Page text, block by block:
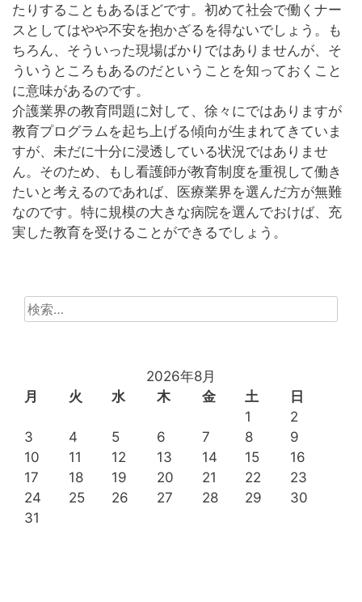
たりすることもあるほどです。初めて社会で働くナー
スとしてはやや不安を抱かざるを得ないでしょう。も
ちろん、そういった現場ばかりではありませんが、そ
ういうところもあるのだということを知っておくこと
に意味があるのです。
介護業界の教育問題に対して、徐々にではありますが
教育プログラムを起ち上げる傾向が生まれてきていま
すが、未だに十分に浸透している状況ではありませ
ん。そのため、もし看護師が教育制度を重視して働き
たいと考えるのであれば、医療業界を選んだ方が無難
なのです。特に規模の大きな病院を選んでおけば、充
実した教育を受けることができるでしょう。
検
索:
2026年8月
月
火 水 木 金 土
日
1
2
3
4 5 6 7 8
9
10
11 12 13 14 15
16
17
18 19 20 21 22
23
24
25 26 27 28 29
30
31